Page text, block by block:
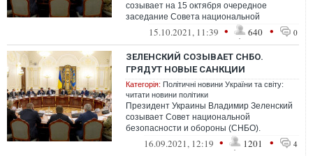
созывает на 15 октября очередное
заседание Совета национальной
безопасности и обороны. Сегодняшнее
заседание прой...
15.10.2021, 11:39 • 640 • 0
ЗЕЛЕНСКИЙ СОЗЫВАЕТ СНБО.
ГРЯДУТ НОВЫЕ САНКЦИИ
Категорія: Політичні новини України та світу:
читати новини політики
Президент Украины Владимир Зеленский
созывает Совет национальной
безопасности и обороны (СНБО).
Заседание состоитя в пятницу.
16.09.2021, 12:19 • 1201 • 4